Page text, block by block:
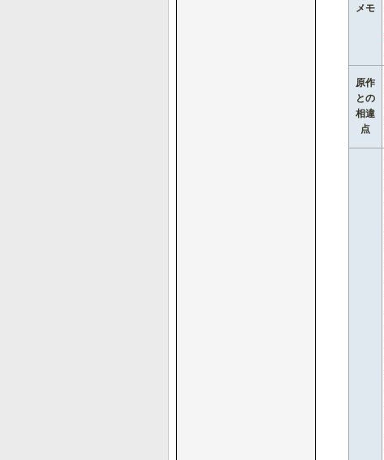
メモ
原作
との
相違
点